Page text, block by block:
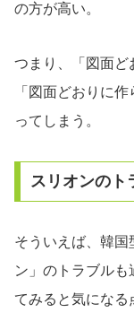
の方が高い。
つまり、「図面ど
「図面どおりに
ってしまう。
スリオンのト
そういえば、韓
ン」のトラブル
てみると気になる